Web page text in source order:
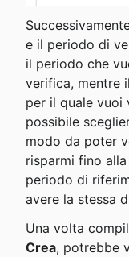
e il periodo di
il periodo che
verifica, mentre
per il quale vuoi
possibile
modo da poter
risparmi fino
periodo di
avere la stessa
Una volta
Crea, potrebbe